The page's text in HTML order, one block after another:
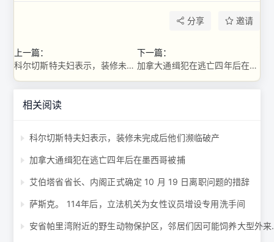
分享 邀请
上一篇：
科尔切斯特夫妇表示，装修未完成后他们濒临破产
下一篇：
加拿大通缉犯在逃亡四年后在墨西哥被捕
相关阅读
科尔切斯特夫妇表示，装修未完成后他们濒临破产
加拿大通缉犯在逃亡四年后在墨西哥被捕
艾伯塔省省长、内阁正式确定 10 月 19 日离职问题的措辞
萨斯克。 114年后，立法机关为女性议员增设专用洗手间
安省帕里湾附